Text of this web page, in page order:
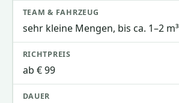
sehr kleine Mengen, bis ca. 1–2 m³
ab € 99